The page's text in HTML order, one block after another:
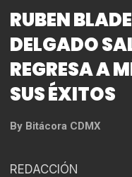
RUBEN
DELGADO
REGRESA A
SUS ÉXITOS
By Bitácora CDMX
REDACCIÓN